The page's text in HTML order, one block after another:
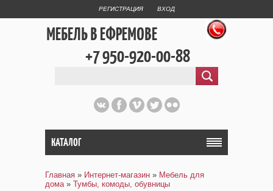
РЕГИСТРАЦИЯ ВХОД
МЕБЕЛЬ В ЕФРЕМОВЕ
+7 950-920-00-88
КАТАЛОГ
Главная » Интернет-магазин » Мебель для
дома » Тумбы, комоды, обувницы